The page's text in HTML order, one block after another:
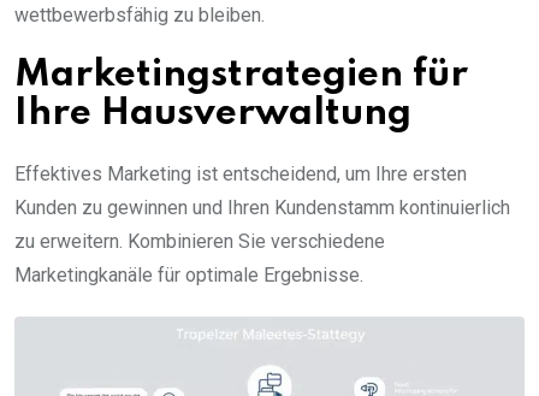
wettbewerbsfähig zu bleiben.
Marketingstrategien für
Ihre Hausverwaltung
Effektives Marketing ist entscheidend, um Ihre ersten
Kunden zu gewinnen und Ihren Kundenstamm kontinuierlich
zu erweitern. Kombinieren Sie verschiedene
Marketingkanäle für optimale Ergebnisse.